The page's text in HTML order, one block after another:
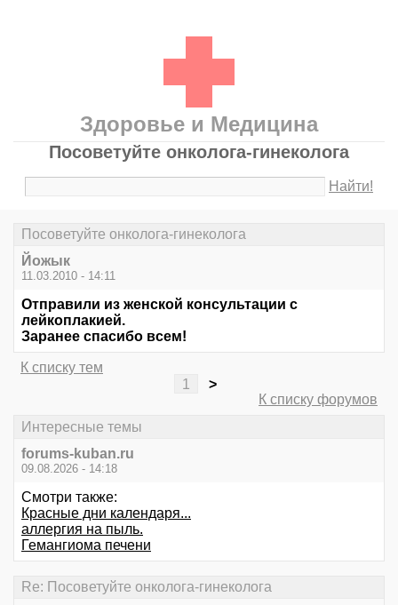
Здоровье и Медицина
Посоветуйте онколога-гинеколога
Найти!
Посоветуйте онколога-гинеколога
Йожык
11.03.2010 - 14:11
Отправили из женской консультации с
лейкоплакией.
Заранее спасибо всем!
К списку тем
1
>
К списку форумов
Интересные темы
forums-kuban.ru
09.08.2026 - 14:18
Смотри также:
Красные дни календаря...
аллергия на пыль.
Гемангиома печени
Re: Посоветуйте онколога-гинеколога